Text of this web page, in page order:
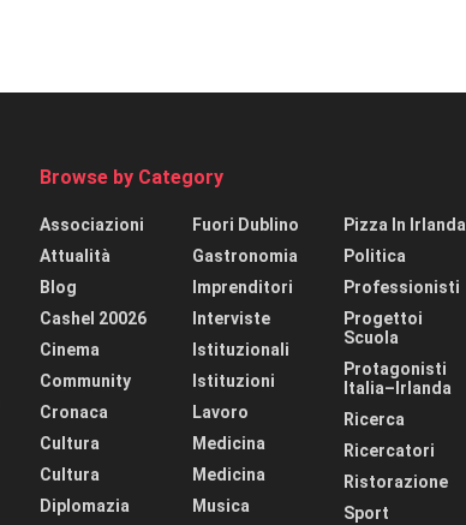
Browse by Category
Associazioni
Attualità
Blog
Cashel 20026
Cinema
Community
Cronaca
Cultura
Cultura
Diplomazia
Fuori Dublino
Gastronomia
Imprenditori
Interviste
Istituzionali
Istituzioni
Lavoro
Medicina
Medicina
Musica
Pizza In Irlanda
Politica
Professionisti
Progettoi
Scuola
Protagonisti
Italia–Irlanda
Ricerca
Ricercatori
Ristorazione
Sport